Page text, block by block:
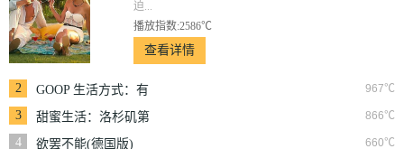
迫...
播放指数:2586℃
查看详情
2 967℃
GOOP 生活方式：有
情有性 第一季
3 866℃
甜蜜生活：洛杉矶第
二季
4 660℃
欲罢不能(德国版)